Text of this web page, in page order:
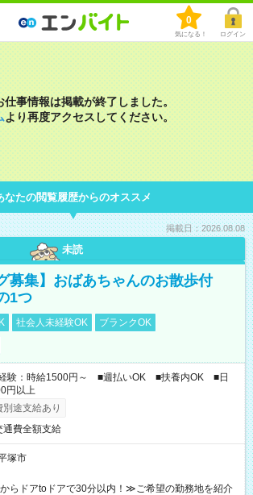
0
気になる！ ログイン
仕事情報は掲載が終了しました。
より再度アクセスしてください。
なたの閲覧履歴からのオススメ
掲載日：2026.08.08
未読
募集】おばあちゃんのお散歩付
1つ
社会人未経験OK
ブランクOK
験：時給1500円～ ■週払いOK ■扶養内OK ■日
円以上
別途支給あり
通費全額支給
塚市
らドアtoドアで30分以内！≫ご希望の勤務地を紹介